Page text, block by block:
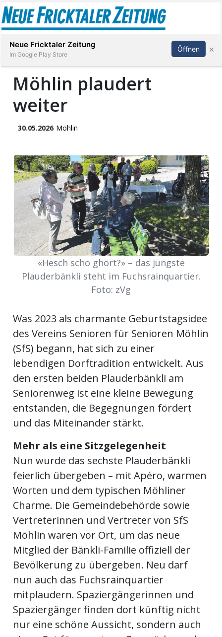
E-
Paper
App
Abonnieren Anmelden
Möhlin plaudert
weiter
30.05.2026 Möhlin
«Hesch scho ghört?» – das jüngste
Plauderbänkli steht im Fuchsrainquartier.
Foto: zVg
Was 2023 als charmante Geburtstagsidee
des Vereins Senioren für Senioren Möhlin
(SfS) begann, hat sich zu einer
lebendigen Dorftradition entwickelt. Aus
den ersten beiden Plauderbänkli am
Seniorenweg ist eine kleine Bewegung
entstanden, die Begegnungen fördert
und das Miteinander stärkt.
Mehr als eine Sitzgelegenheit
Nun wurde das sechste Plauderbänkli
feierlich übergeben – mit Apéro, warmen
Worten und dem typischen Möhliner
Charme. Die Gemeindebehörde sowie
Vertreterinnen und Vertreter von SfS
Möhlin waren vor Ort, um das neue
Mitglied der Bänkli-Familie offiziell der
Bevölkerung zu übergeben. Neu darf
nun auch das Fuchsrainquartier
mitplaudern. Spaziergängerinnen und
Spaziergänger finden dort künftig nicht
nur eine schöne Aussicht, sondern auch
Neue Fricktaler Zeitung
Im Google Play Store
Öffnen ×